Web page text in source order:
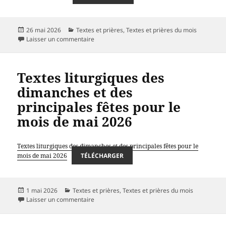
Publié
le
26 mai 2026 Catégories
Textes et prières,Textes et prières du mois
Laisser un commentairesur Textes liturgiques des dimanches et des
Textes liturgiques des
dimanches et des
principales fêtes pour le
mois de mai 2026
Textes liturgiques des dimanches et des principales fêtes pour le
mois de mai 2026
TÉLÉCHARGER
Publié
le
1 mai 2026 Catégories
Textes et prières,Textes et prières du mois
Laisser un commentairesur Textes liturgiques des dimanches et des